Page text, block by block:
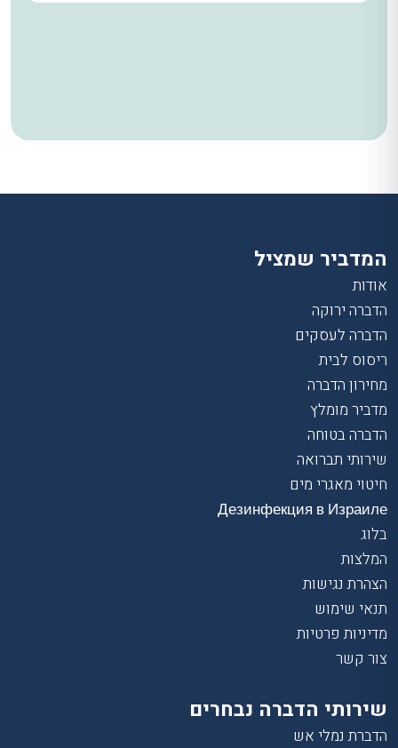
המדביר שמציל
אודות
הדברה ירוקה
הדברה לעסקים
ריסוס לבית
מחירון הדברה
מדביר מומלץ
הדברה בטוחה
שירותי תברואה
חיטוי מאגרי מים
Дезинфекция в Израиле
בלוג
המלצות
הצהרת נגישות
תנאי שימוש
מדיניות פרטיות
צור קשר
שירותי הדברה נבחרים
הדברת נמלי אש